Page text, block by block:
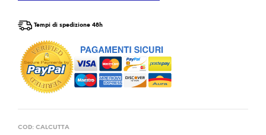
Tempi di spedizione 48h
COD: CALCUTTA